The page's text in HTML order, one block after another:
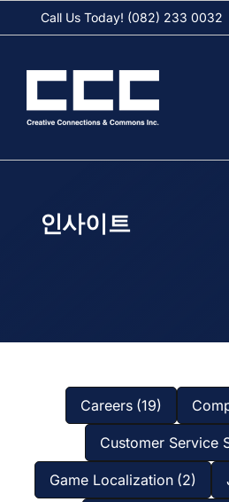
content
Call Us Today! (082) 233 0032
인사이트
Careers (19)
Customer Service
Game Localization (2)